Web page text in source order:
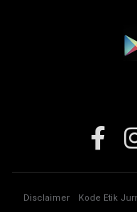
Disclaimer Kode Etik